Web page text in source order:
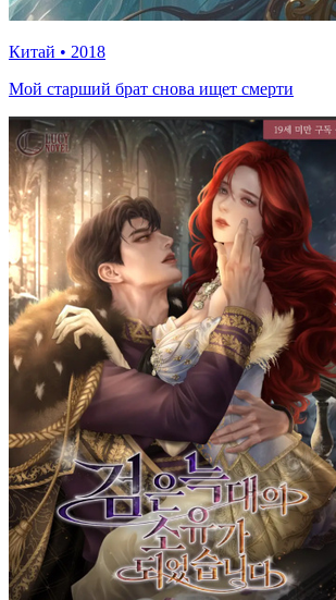
Китай • 2018
Мой старший брат снова ищет смерти